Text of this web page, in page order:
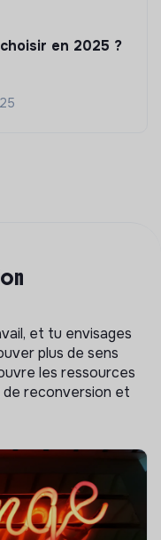
en 2025 ?
et tu envisages
plus de sens
les ressources
reconversion et